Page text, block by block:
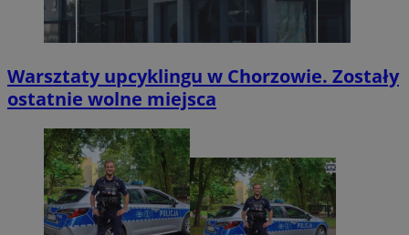
Warsztaty upcyklingu w Chorzowie. Zostały
ostatnie wolne miejsca